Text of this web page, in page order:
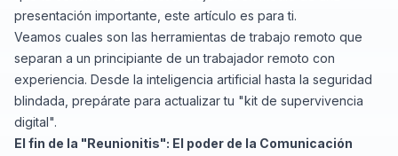
presentación importante, este artículo es para ti.
Veamos cuales son las herramientas de trabajo remoto que
separan a un principiante de un trabajador remoto con
experiencia. Desde la inteligencia artificial hasta la seguridad
blindada, prepárate para actualizar tu "kit de supervivencia
digital".
El fin de la "Reunionitis": El poder de la Comunicación